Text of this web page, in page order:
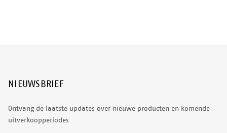
NIEUWSBRIEF
Ontvang de laatste updates over nieuwe producten en komende
uitverkoopperiodes